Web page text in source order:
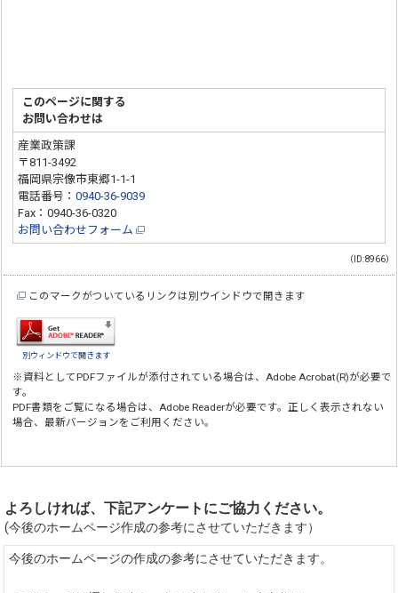
このページに関する
お問い合わせは
産業政策課
〒811-3492
福岡県宗像市東郷1-1-1
電話番号：0940-36-9039
Fax：0940-36-0320
お問い合わせフォーム
（ID:8966）
このマークがついているリンクは別ウインドウで開きます
別ウィンドウで開きます
※資料としてPDFファイルが添付されている場合は、Adobe Acrobat(R)が必要で
す。
PDF書類をご覧になる場合は、Adobe Readerが必要です。正しく表示されない
場合、最新バージョンをご利用ください。